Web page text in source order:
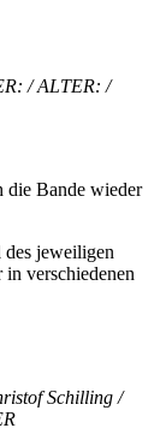
/ ALTER: /
die Bande wieder
jeweiligen
verschiedenen
Schilling /